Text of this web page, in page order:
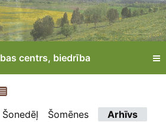
centrs, biedrība
Šonedēļ Šomēnes Arhīvs